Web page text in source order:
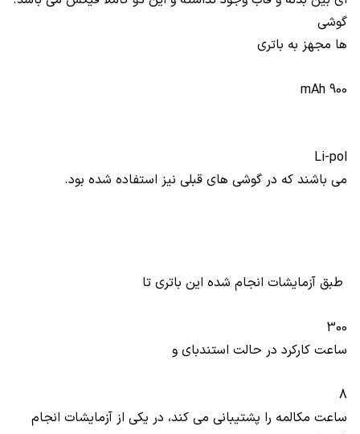
گوشی
ها مجهز به باتری
900 mAh
Li-pol
می باشند که در گوشی های قبلی نیز استفاده شده بود.
طبق آزمایشات انجام شده این باتری تا
300
ساعت کارکرد در حالت استندبای و
8
ساعت مکالمه را پشتیبانی می کند، در یکی از آزمایشات انجام